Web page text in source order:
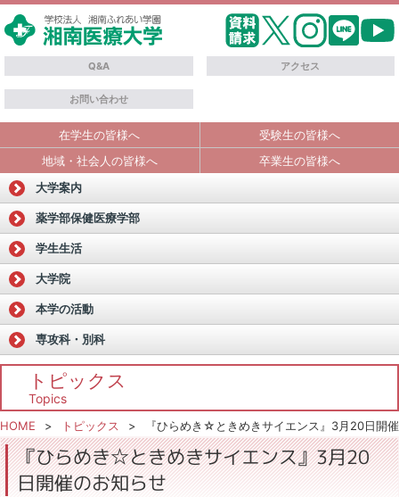
Q&A アクセス
お問い合わせ
在学生の皆様へ
受験生の皆様へ
地域・社会人の皆様へ
卒業生の皆様へ
トピックス
Topics
HOME トピックス 『ひらめき☆ときめきサイエンス』3月20日開
大学案内
薬学部保健医療学部
学生生活
大学院
本学の活動
専攻科・別科
『ひらめき☆ときめきサイエンス』3月20
日開催のお知らせ